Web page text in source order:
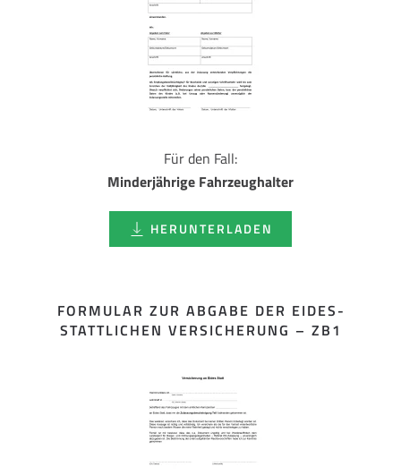
Für den Fall:
Minderjährige Fahrzeughalter
HERUNTERLADEN
FORMULAR ZUR ABGABE DER EIDES­
STATTLICHEN VERSICHERUNG – ZB1